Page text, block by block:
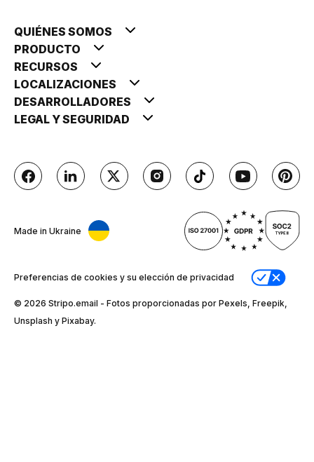
QUIÉNES SOMOS
PRODUCTO
RECURSOS
LOCALIZACIONES
DESARROLLADORES
LEGAL Y SEGURIDAD
Made in Ukraine
Preferencias de cookies y su elección de privacidad
© 2026 Stripо.email - Fotos proporcionadas por Pexels, Freepik,
Unsplash y Pixabay.